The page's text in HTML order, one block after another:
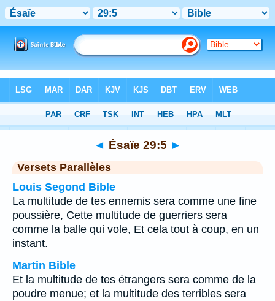
Chapitre 29> Verset 5
◄ Ésaïe 29:5 ►
Versets Parallèles
Louis Segond Bible
La multitude de tes ennemis sera comme une fine
poussière, Cette multitude de guerriers sera
comme la balle qui vole, Et cela tout à coup, en un
instant.
Martin Bible
Et la multitude de tes étrangers sera comme de la
poudre menue; et la multitude des terribles sera